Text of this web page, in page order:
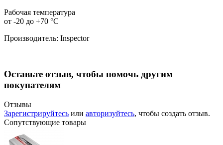
Рабочая температура
от -20 до +70 °C
Производитель: Inspector
Оставьте отзыв, чтобы помочь другим
покупателям
Отзывы
Зарегистрируйтесь или авторизуйтесь, чтобы создать отзыв.
Сопутствующие товары